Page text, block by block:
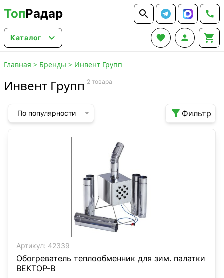
ТопРадар  
Каталог    
Главная > Бренды > Инвент Групп
Инвент Групп 2 товара
По популярности  Фильтр
Артикул: 42339
Обогреватель теплообменник для зим. палатки
ВЕКТОР-В